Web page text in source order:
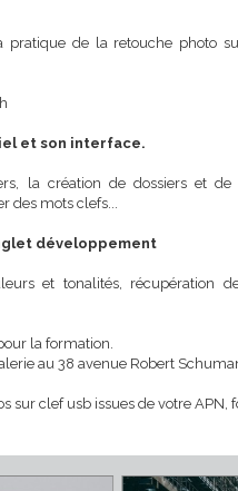
Photoshop
la pratique de la
22h
et son interface.
la création de
l’onglet développement
couleurs et tonalités,
pour la formation.
sur clef usb issues de